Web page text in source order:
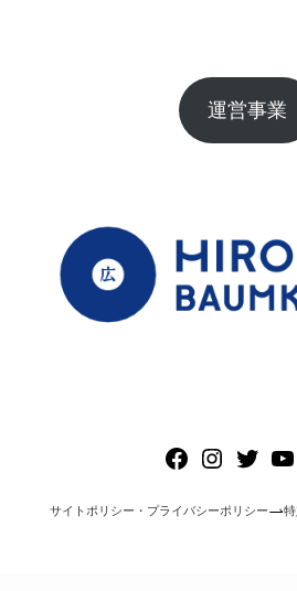
運営事業
Facebook
サイトポリシー・プライバシーポリシー